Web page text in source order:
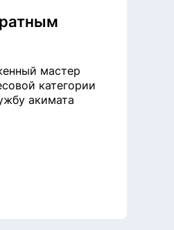
мастер
категории
акимата